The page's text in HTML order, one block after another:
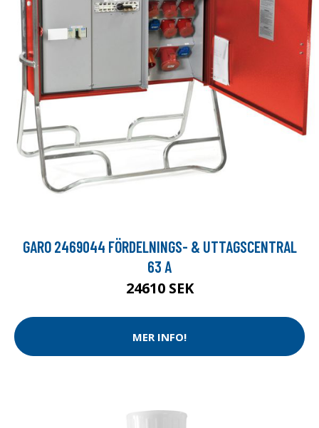
GARO 2469044 FÖRDELNINGS- & UTTAGSCENTRAL
63 A
24610 SEK
MER INFO!